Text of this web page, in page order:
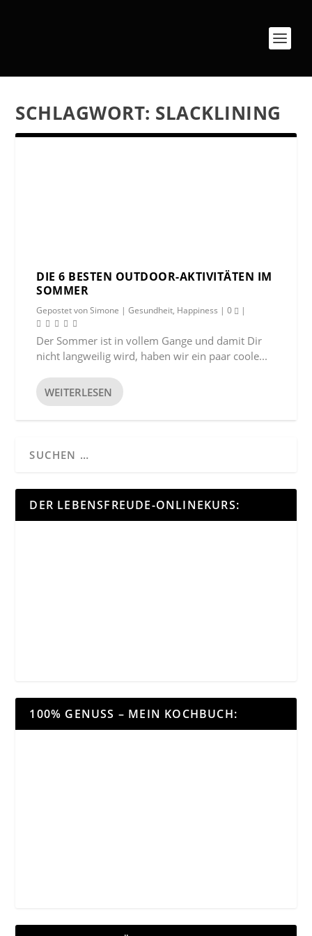
SCHLAGWORT: SLACKLINING
DIE 6 BESTEN OUTDOOR-AKTIVITÄTEN IM
SOMMER
Gepostet vonSimone |Gesundheit, Happiness |0 |
Der Sommer ist in vollem Gange und damit Dir
nicht langweilig wird, haben wir ein paar coole...
WEITERLESEN
DER LEBENSFREUDE-ONLINEKURS:
100% GENUSS – MEIN KOCHBUCH: